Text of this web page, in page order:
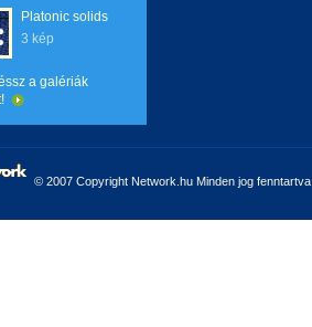
Platonic solids
3 kép
a galériák
© 2007 Copyright Network.hu Minden jog fenntartva.